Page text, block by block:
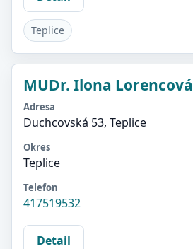
Teplice
MUDr. Ilona Lorencová
Adresa
Duchcovská 53, Teplice
Okres
Teplice
Telefon
417519532
Detail